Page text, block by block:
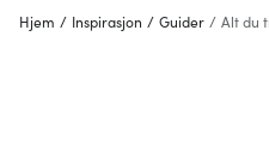
Hjem / Inspirasjon / Guider / Alt du